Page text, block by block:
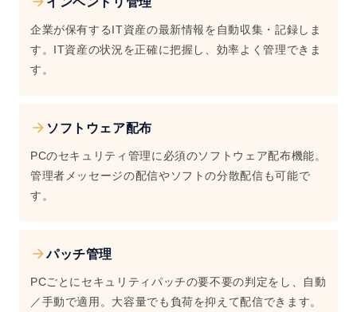
企業が保有するIT資産の最新情報を自動収集・記録しま
す。IT資産の状況を正確に把握し、効率よく管理できま
す。
ソフトウェア配布
PCのセキュリティ管理に必須のソフトウェア配布機能。
管理者メッセージの配信やソフトの分散配信も可能で
す。
パッチ管理
PCごとにセキュリティパッチの要不要の判定をし、自動
／手動で適用。大容量でも負荷を抑えて配信できます。